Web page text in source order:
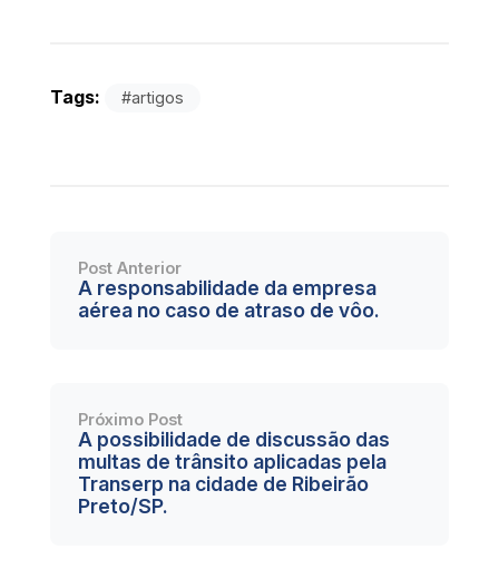
Tags: #artigos
Post Anterior
A responsabilidade da empresa
aérea no caso de atraso de vôo.
Próximo Post
A possibilidade de discussão das
multas de trânsito aplicadas pela
Transerp na cidade de Ribeirão
Preto/SP.